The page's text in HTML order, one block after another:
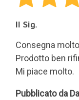
Il Sig.
Consegna
Prodotto ben
Mi piace molto.
Daniel
Pubblicato da